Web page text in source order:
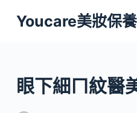
跳
至
內
容
Youcare美妝保
眼下細ㄇ紋醫